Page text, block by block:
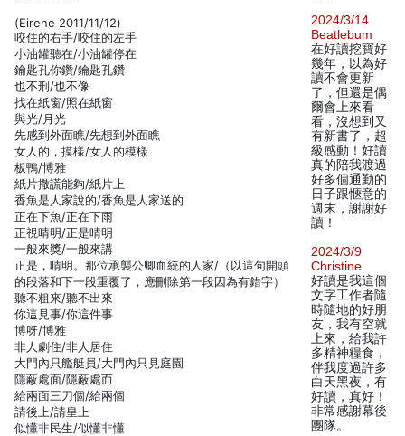
(Eirene 2011/11/12)
咬住的右手/咬住的左手
小油罐聽在/小油罐停在
鑰匙孔你鑽/鑰匙孔鑽
也不刑/也不像
找在紙窗/照在紙窗
與光/月光
先感到外面瞧/先想到外面瞧
女人的，摸樣/女人的模樣
板鴨/博雅
紙片撒謊能夠/紙片上
香魚是人家說的/香魚是人家送的
正在下魚/正在下雨
正視晴明/正是晴明
一般來獎/一般來講
正是，晴明。那位承襲公卿血統的人家/（以這句開頭
的段落和下一段重覆了，應刪除第一段因為有錯字）
聽不粗來/聽不出來
你這見事/你這件事
博呀/博雅
非人劇住/非人居住
大門內只艦艇員/大門內只見庭園
隱蔽處面/隱蔽處而
給兩面三刀個/給兩個
請後上/請皇上
似懂非民生/似懂非懂
2024/3/14
Beatlebum
在好讀挖寶好
幾年，以為好
讀不會更新
了，但還是偶
爾會上來看
看，沒想到又
有新書了，超
級感動！好讀
真的陪我渡過
好多個通勤的
日子跟愜意的
週末，謝謝好
讀！
2024/3/9
Christine
好讀是我這個
文字工作者隨
時隨地的好朋
友，我有空就
上來，給我許
多精神糧食，
伴我度過許多
白天黑夜，有
好讀，真好！
非常感謝幕後
團隊。